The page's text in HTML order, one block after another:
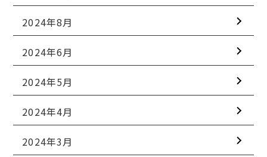
2024年8月
2024年6月
2024年5月
2024年4月
2024年3月